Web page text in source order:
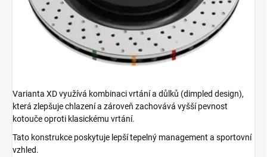
Varianta XD využívá kombinaci vrtání a důlků (dimpled design),
která zlepšuje chlazení a zároveň zachovává vyšší pevnost
kotouče oproti klasickému vrtání.
Tato konstrukce poskytuje lepší tepelný management a sportovní
vzhled.